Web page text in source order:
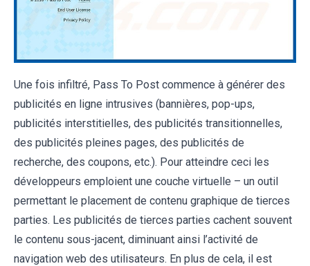
Une fois infiltré, Pass To Post commence à générer des
publicités en ligne intrusives (bannières, pop-ups,
publicités interstitielles, des publicités transitionnelles,
des publicités pleines pages, des publicités de
recherche, des coupons, etc.). Pour atteindre ceci les
développeurs emploient une couche virtuelle – un outil
permettant le placement de contenu graphique de tierces
parties. Les publicités de tierces parties cachent souvent
le contenu sous-jacent, diminuant ainsi l’activité de
navigation web des utilisateurs. En plus de cela, il est